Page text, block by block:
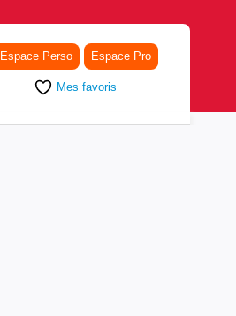
Espace Perso Espace Pro
Mes favoris